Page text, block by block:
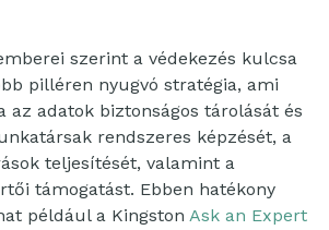
szerint a védekezés kulcsa
pilléren nyugvó stratégia, ami
az adatok biztonságos tárolását és
rendszeres képzését, a
teljesítését, valamint a
támogatást. Ebben hatékony
például a Kingston Ask an Expert